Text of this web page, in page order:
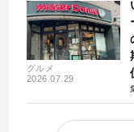
グルメ
2026.07.29